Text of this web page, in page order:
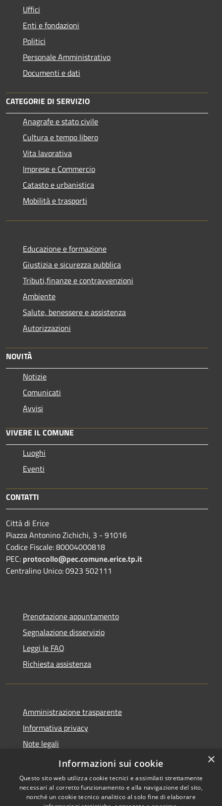
Uffici
Enti e fondazioni
Politici
Personale Amministrativo
Documenti e dati
CATEGORIE DI SERVIZIO
Anagrafe e stato civile
Cultura e tempo libero
Vita lavorativa
Imprese e Commercio
Catasto e urbanistica
Mobilità e trasporti
Educazione e formazione
Giustizia e sicurezza pubblica
Tributi,finanze e contravvenzioni
Ambiente
Salute, benessere e assistenza
Autorizzazioni
NOVITÀ
Notizie
Comunicati
Avvisi
VIVERE IL COMUNE
Luoghi
Eventi
CONTATTI
Città di Erice
Piazza Antonino Zichichi, 3 - 91016
Codice Fiscale: 80004000818
PEC: protocollo@pec.comune.erice.tp.it
Centralino Unico: 0923 502111
Prenotazione appuntamento
Segnalazione disservizio
Leggi le FAQ
Richiesta assistenza
Amministrazione trasparente
Informativa privacy
Note legali
Dichiarazione di accessibilità
×
Informazioni sui cookie
Questo sito web utilizza cookie tecnici e assimilati strettamente
necessari al corretto funzionamento e alla navigazione del sito,
nonché un cookie tecnico analitico al solo fine di elaborare